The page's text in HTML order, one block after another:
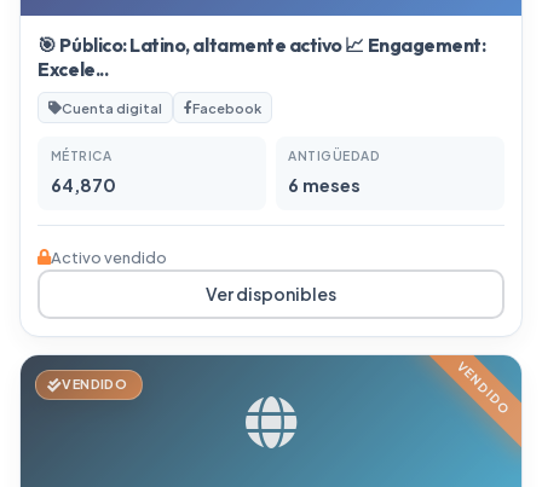
🎯 Público: Latino, altamente activo 📈 Engagement:
Excele...
Cuenta digital Facebook
MÉTRICA
64,870
ANTIGÜEDAD
6 meses
Activo vendido
Ver disponibles
VENDIDO VENDIDO